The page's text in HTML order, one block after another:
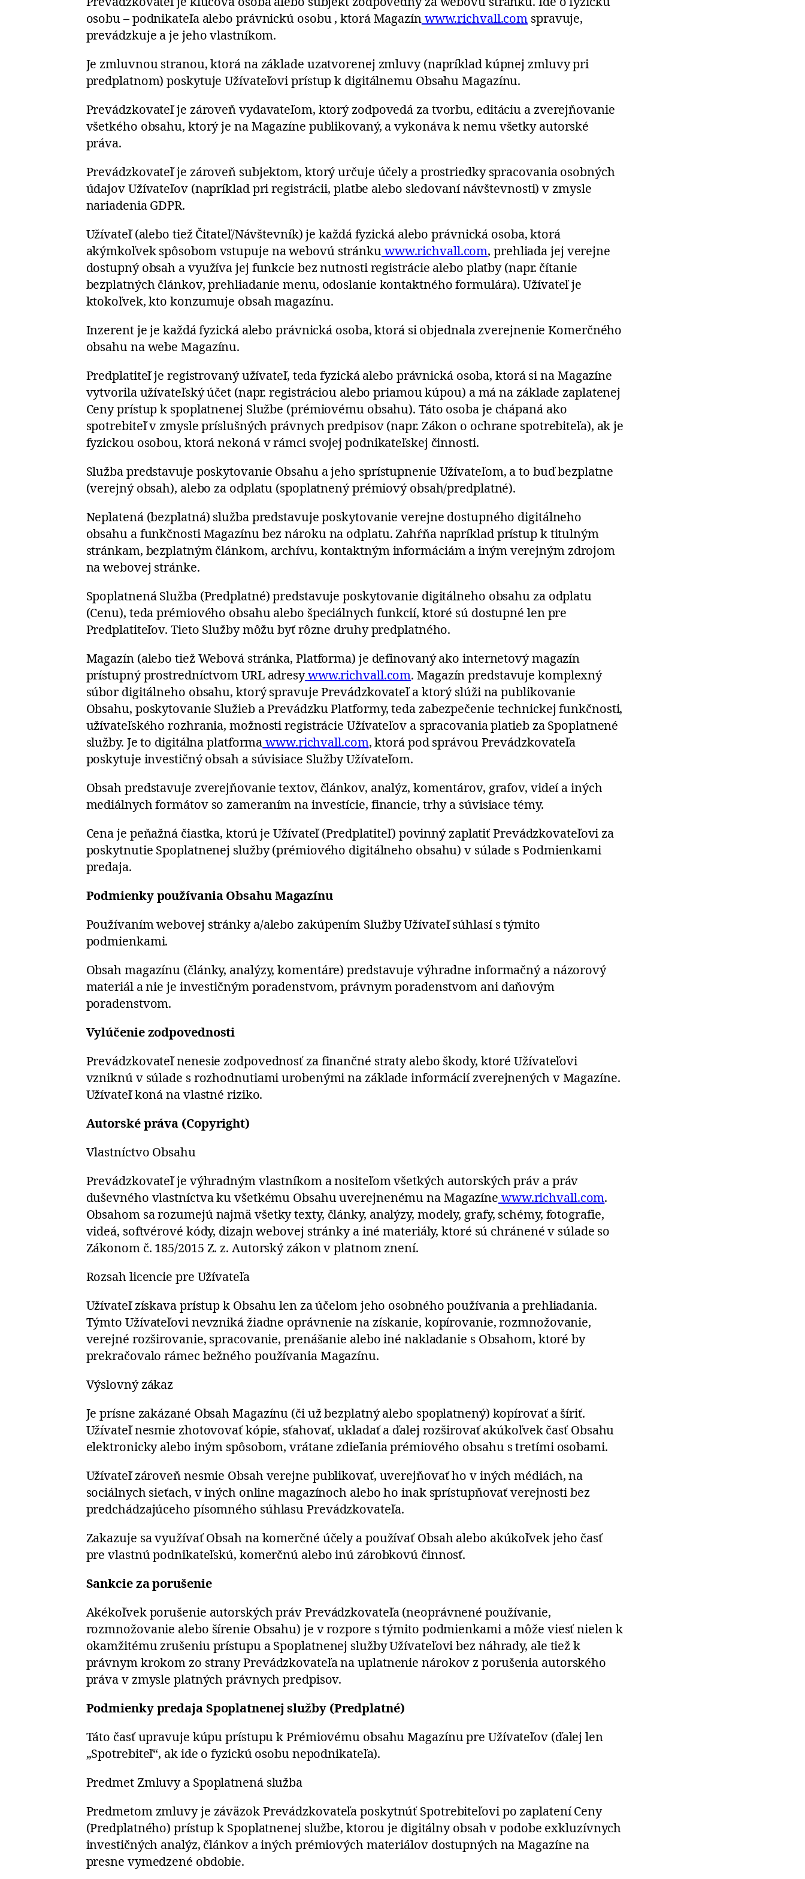
osobu – podnikateľa alebo právnickú osobu , ktorá Magazínwww.richvall.com spravuje,
prevádzkuje a je jeho vlastníkom.
Je zmluvnou stranou, ktorá na základe uzatvorenej zmluvy (napríklad kúpnej zmluvy pri
predplatnom) poskytuje Užívateľovi prístup k digitálnemu Obsahu Magazínu.
Prevádzkovateľ je zároveň vydavateľom, ktorý zodpovedá za tvorbu, editáciu a zverejňovanie
všetkého obsahu, ktorý je na Magazíne publikovaný, a vykonáva k nemu všetky autorské
práva.
Prevádzkovateľ je zároveň subjektom, ktorý určuje účely a prostriedky spracovania osobných
údajov Užívateľov (napríklad pri registrácii, platbe alebo sledovaní návštevnosti) v zmysle
nariadenia GDPR.
Užívateľ (alebo tiež Čitateľ/Návštevník) je každá fyzická alebo právnická osoba, ktorá
akýmkoľvek spôsobom vstupuje na webovú stránkuwww.richvall.com, prehliada jej verejne
dostupný obsah a využíva jej funkcie bez nutnosti registrácie alebo platby (napr. čítanie
bezplatných článkov, prehliadanie menu, odoslanie kontaktného formulára). Užívateľ je
ktokoľvek, kto konzumuje obsah magazínu.
Inzerent je je každá fyzická alebo právnická osoba, ktorá si objednala zverejnenie Komerčného
obsahu na webe Magazínu.
Predplatiteľ je registrovaný užívateľ, teda fyzická alebo právnická osoba, ktorá si na Magazíne
vytvorila užívateľský účet (napr. registráciou alebo priamou kúpou) a má na základe zaplatenej
Ceny prístup k spoplatnenej Službe (prémiovému obsahu). Táto osoba je chápaná ako
spotrebiteľ v zmysle príslušných právnych predpisov (napr. Zákon o ochrane spotrebiteľa), ak je
fyzickou osobou, ktorá nekoná v rámci svojej podnikateľskej činnosti.
Služba predstavuje poskytovanie Obsahu a jeho sprístupnenie Užívateľom, a to buď bezplatne
(verejný obsah), alebo za odplatu (spoplatnený prémiový obsah/predplatné).
Neplatená (bezplatná) služba predstavuje poskytovanie verejne dostupného digitálneho
obsahu a funkčnosti Magazínu bez nároku na odplatu. Zahŕňa napríklad prístup k titulným
stránkam, bezplatným článkom, archívu, kontaktným informáciám a iným verejným zdrojom
na webovej stránke.
Spoplatnená Služba (Predplatné) predstavuje poskytovanie digitálneho obsahu za odplatu
(Cenu), teda prémiového obsahu alebo špeciálnych funkcií, ktoré sú dostupné len pre
Predplatiteľov. Tieto Služby môžu byť rôzne druhy predplatného.
Magazín (alebo tiež Webová stránka, Platforma) je definovaný ako internetový magazín
prístupný prostredníctvom URL adresywww.richvall.com. Magazín predstavuje komplexný
súbor digitálneho obsahu, ktorý spravuje Prevádzkovateľ a ktorý slúži na publikovanie
Obsahu, poskytovanie Služieb a Prevádzku Platformy, teda zabezpečenie technickej funkčnosti,
užívateľského rozhrania, možnosti registrácie Užívateľov a spracovania platieb za Spoplatnené
služby. Je to digitálna platformawww.richvall.com, ktorá pod správou Prevádzkovateľa
poskytuje investičný obsah a súvisiace Služby Užívateľom.
Obsah predstavuje zverejňovanie textov, článkov, analýz, komentárov, grafov, videí a iných
mediálnych formátov so zameraním na investície, financie, trhy a súvisiace témy.
Cena je peňažná čiastka, ktorú je Užívateľ (Predplatiteľ) povinný zaplatiť Prevádzkovateľovi za
poskytnutie Spoplatnenej služby (prémiového digitálneho obsahu) v súlade s Podmienkami
predaja.
Podmienky používania Obsahu Magazínu
Používaním webovej stránky a/alebo zakúpením Služby Užívateľ súhlasí s týmito
podmienkami.
Obsah magazínu (články, analýzy, komentáre) predstavuje výhradne informačný a názorový
materiál a nie je investičným poradenstvom, právnym poradenstvom ani daňovým
poradenstvom.
Vylúčenie zodpovednosti
Prevádzkovateľ nenesie zodpovednosť za finančné straty alebo škody, ktoré Užívateľovi
vzniknú v súlade s rozhodnutiami urobenými na základe informácií zverejnených v Magazíne.
Užívateľ koná na vlastné riziko.
Autorské práva (Copyright)
Vlastníctvo Obsahu
Prevádzkovateľ je výhradným vlastníkom a nositeľom všetkých autorských práv a práv
duševného vlastníctva ku všetkému Obsahu uverejnenému na Magazíne www.richvall.com.
Obsahom sa rozumejú najmä všetky texty, články, analýzy, modely, grafy, schémy, fotografie,
videá, softvérové kódy, dizajn webovej stránky a iné materiály, ktoré sú chránené v súlade so
Zákonom č. 185/2015 Z. z. Autorský zákon v platnom znení.
Rozsah licencie pre Užívateľa
Užívateľ získava prístup k Obsahu len za účelom jeho osobného používania a prehliadania.
Týmto Užívateľovi nevzniká žiadne oprávnenie na získanie, kopírovanie, rozmnožovanie,
verejné rozširovanie, spracovanie, prenášanie alebo iné nakladanie s Obsahom, ktoré by
prekračovalo rámec bežného používania Magazínu.
Výslovný zákaz
Je prísne zakázané Obsah Magazínu (či už bezplatný alebo spoplatnený) kopírovať a šíriť.
Užívateľ nesmie zhotovovať kópie, sťahovať, ukladať a ďalej rozširovať akúkoľvek časť Obsahu
elektronicky alebo iným spôsobom, vrátane zdieľania prémiového obsahu s tretími osobami.
Užívateľ zároveň nesmie Obsah verejne publikovať, uverejňovať ho v iných médiách, na
sociálnych sieťach, v iných online magazínoch alebo ho inak sprístupňovať verejnosti bez
predchádzajúceho písomného súhlasu Prevádzkovateľa.
Zakazuje sa využívať Obsah na komerčné účely a používať Obsah alebo akúkoľvek jeho časť
pre vlastnú podnikateľskú, komerčnú alebo inú zárobkovú činnosť.
Sankcie za porušenie
Akékoľvek porušenie autorských práv Prevádzkovateľa (neoprávnené používanie,
rozmnožovanie alebo šírenie Obsahu) je v rozpore s týmito podmienkami a môže viesť nielen k
okamžitému zrušeniu prístupu a Spoplatnenej služby Užívateľovi bez náhrady, ale tiež k
právnym krokom zo strany Prevádzkovateľa na uplatnenie nárokov z porušenia autorského
práva v zmysle platných právnych predpisov.
Podmienky predaja Spoplatnenej služby (Predplatné)
Táto časť upravuje kúpu prístupu k Prémiovému obsahu Magazínu pre Užívateľov (ďalej len
„Spotrebiteľ“, ak ide o fyzickú osobu nepodnikateľa).
Predmet Zmluvy a Spoplatnená služba
Predmetom zmluvy je záväzok Prevádzkovateľa poskytnúť Spotrebiteľovi po zaplatení Ceny
(Predplatného) prístup k Spoplatnenej službe, ktorou je digitálny obsah v podobe exkluzívnych
investičných analýz, článkov a iných prémiových materiálov dostupných na Magazíne na
presne vymedzené obdobie.